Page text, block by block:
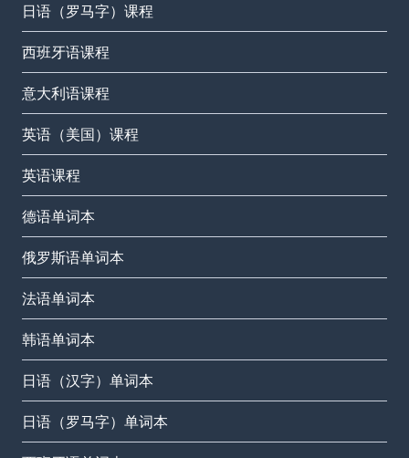
日语（罗马字）课程
西班牙语课程
意大利语课程
英语（美国）课程
英语课程
德语单词本
俄罗斯语单词本
法语单词本
韩语单词本
日语（汉字）单词本
日语（罗马字）单词本